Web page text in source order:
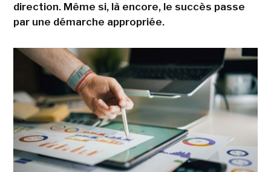
direction. Même si, là encore, le succès passe
par une démarche appropriée.